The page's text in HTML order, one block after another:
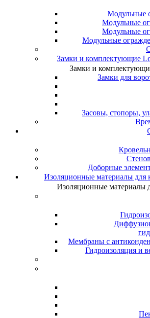
Модульные
Модульные
Модульные
Модульные
Замки и комплектующие
Замки и
Замки для
Засовы, стопоры,
Доборные
Изоляционные материалы для
Изоляционные материалы
Мембраны с
Гидроизоляция и